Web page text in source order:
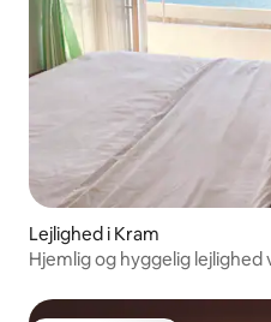
Lejlighed i Kram
Hjemlig og hyggelig lejlighed